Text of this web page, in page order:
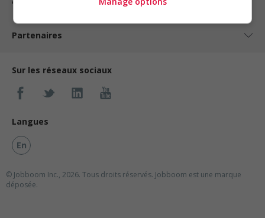
Partenaires
Sur les réseaux sociaux
Langues
En
© Jobboom Inc., 2026. Tous droits réservés. Jobboom est une marque
déposée.